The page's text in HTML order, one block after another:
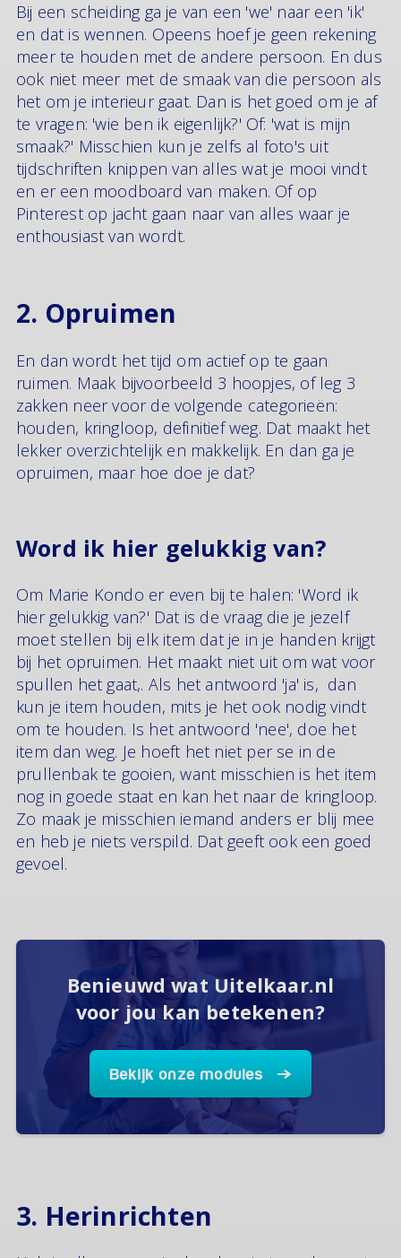
Bij een scheiding ga je van een 'we' naar een 'ik'
en dat is wennen. Opeens hoef je geen rekening
meer te houden met de andere persoon. En dus
ook niet meer met de smaak van die persoon als
het om je interieur gaat. Dan is het goed om je af
te vragen: 'wie ben ik eigenlijk?' Of: 'wat is mijn
smaak?' Misschien kun je zelfs al foto's uit
tijdschriften knippen van alles wat je mooi vindt
en er een moodboard van maken. Of op
Pinterest op jacht gaan naar van alles waar je
enthousiast van wordt.
2. Opruimen
En dan wordt het tijd om actief op te gaan
ruimen. Maak bijvoorbeeld 3 hoopjes, of leg 3
zakken neer voor de volgende categorieën:
houden, kringloop, definitief weg. Dat maakt het
lekker overzichtelijk en makkelijk. En dan ga je
opruimen, maar hoe doe je dat?
Word ik hier gelukkig van?
Om Marie Kondo er even bij te halen: 'Word ik
hier gelukkig van?' Dat is de vraag die je jezelf
moet stellen bij elk item dat je in je handen krijgt
bij het opruimen. Het maakt niet uit om wat voor
spullen het gaat,. Als het antwoord 'ja' is, dan
kun je item houden, mits je het ook nodig vindt
om te houden. Is het antwoord 'nee', doe het
item dan weg. Je hoeft het niet per se in de
prullenbak te gooien, want misschien is het item
nog in goede staat en kan het naar de kringloop.
Zo maak je misschien iemand anders er blij mee
en heb je niets verspild. Dat geeft ook een goed
gevoel.
Benieuwd wat Uitelkaar.nl
voor jou kan betekenen?
Bekijk onze modules
3. Herinrichten